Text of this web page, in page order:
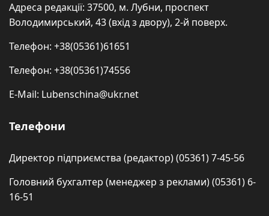
Адреса редакції: 37500, м. Лубни, проспект
Володимирський, 43 (вхід з двору), 2-й поверх.
Телефон: +38(05361)61651
Телефон: +38(05361)74556
E-Mail: Lubenschina@ukr.net
Телефони
Директор підприємства (редактор) (05361) 7-45-56
Головний бухгалтер (менеджер з реклами) (05361) 6-
16-51